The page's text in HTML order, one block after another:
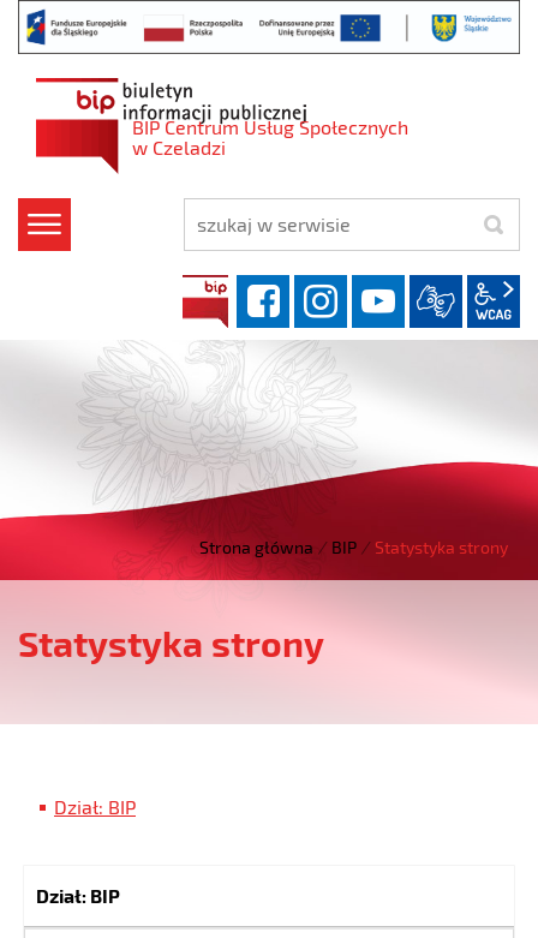
BIP Centrum Usług Społecznych
w Czeladzi
szukaj
BIP facebookinstagram
Strona główna / BIP / Statystyka strony
Statystyka strony
Dział: BIP
Dział: BIP